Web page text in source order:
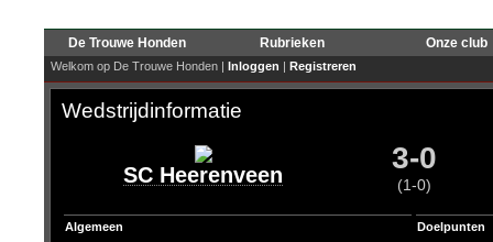
De Trouwe Honden Rubrieken Onze club
Welkom op De Trouwe Honden | Inloggen | Registreren
Wedstrijdinformatie
SC Heerenveen 3-0
(1-0)
Algemeen
Doelpunten